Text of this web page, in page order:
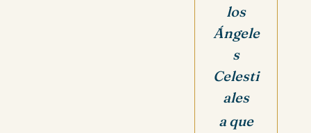
los
Ángele
s
Celesti
ales
a que